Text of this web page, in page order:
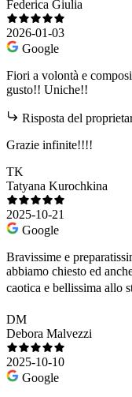
Federica Giulia
2026-01-03
Google
Fiori a volontà e
gusto!! Uniche!!
Risposta del
Grazie infinite!!!!
TK
Tatyana Kurochkina
2025-10-21
Google
Bravissime e
abbiamo chiesto ed
caotica e bellissima
DM
Debora Malvezzi
2025-10-10
Google